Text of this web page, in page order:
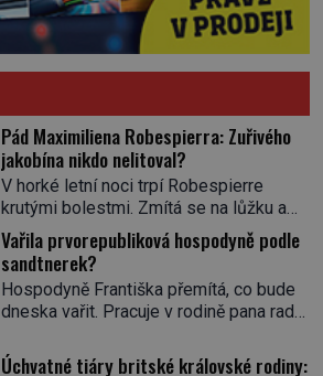
Pád Maximiliena Robespierra: Zuřivého
jakobína nikdo nelitoval?
V horké letní noci trpí Robespierre
krutými bolestmi. Zmítá se na lůžku a
hlavou mu víří kolotoč myšlenek. Když
se probere z mdlob, vzpomene si na
jednu z pařížských jasnovidek, kterou
před lety navštívil. Prorokovala mu
tragický osud. Tehdy se jí vysmál.
prohlásil o něm jiný významný
Vařila prvorepubliková hospodyně podle
sandtnerek?
Hospodyně Františka přemítá, co bude
dneska vařit. Pracuje v rodině pana rady
rychle v jedné ze „sandtnerek“.
Úchvatné tiáry britské královské rodiny: